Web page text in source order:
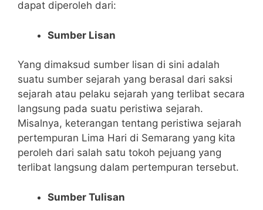
dapat diperoleh dari:
Sumber Lisan
Yang dimaksud sumber lisan di sini adalah
suatu sumber sejarah yang berasal dari saksi
sejarah atau pelaku sejarah yang terlibat secara
langsung pada suatu peristiwa sejarah.
Misalnya, keterangan tentang peristiwa sejarah
pertempuran Lima Hari di Semarang yang kita
peroleh dari salah satu tokoh pejuang yang
terlibat langsung dalam pertempuran tersebut.
Sumber Tulisan